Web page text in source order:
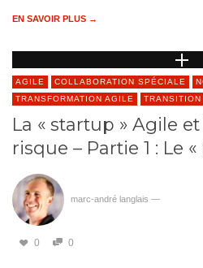
EN SAVOIR PLUS →
AGILE COLLABORATION SPÉCIALE
TRANSFORMATION AGILE
TRANSITION
La « startup » Agile
risque – Partie 1 : Le
marc-andré langlais —
0 0